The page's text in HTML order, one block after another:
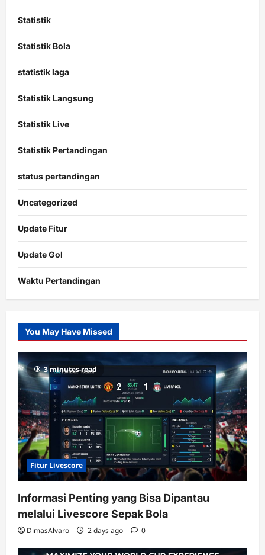
Statistik
Statistik Bola
statistik laga
Statistik Langsung
Statistik Live
Statistik Pertandingan
status pertandingan
Uncategorized
Update Fitur
Update Gol
Waktu Pertandingan
Slot
Gacor
RTP
terupdate
You May Have Missed
3 minutes read
Fitur Livescore
Informasi Penting yang Bisa Dipantau
melalui Livescore Sepak Bola
DimasAlvaro 2 days ago 0